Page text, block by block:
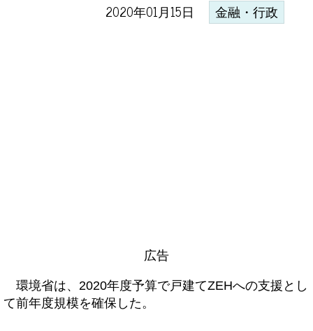
2020年01月15日 金融・行政
広告
環境省は、2020年度予算で戸建てZEHへの支援とし
て前年度規模を確保した。